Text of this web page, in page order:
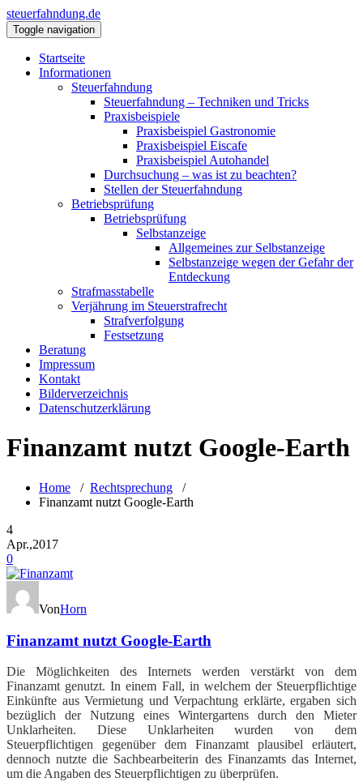
steuerfahndung.de
Toggle navigation
Startseite
Informationen
Steuerfahndung
Steuerfahndung – Techniken und Tricks
Praxisbeispiele
Praxisbeispiel Gastronomie
Praxisbeispiel Eiscafe
Praxisbeispiel Autohandel
Durchsuchung – was ist zu beachten?
Stellen der Steuerfahndung
Betriebsprüfung
Betriebsprüfung
Selbstanzeige
Allgemeines zur Selbstanzeige
Selbstanzeige wegen der Gefahr der
Entdeckung
Strafmasstabelle
Verjährung im Steuerstrafrecht
Strafverfolgung
Festsetzung
Beratung
Impressum
Kontakt
Bilderverzeichnis
Datenschutzerklärung
Finanzamt nutzt Google-Earth
Home / Rechtsprechung /
Finanzamt nutzt Google-Earth
4
Apr.,2017
0
VonHorn
Finanzamt nutzt Google-Earth
Die Möglichkeiten des Internets werden verstärkt von dem
Finanzamt genutzt. In einem Fall, in welchem der Steuerpflichtige
Einkünfte aus Vermietung und Verpachtung erklärte, ergaben sich
bezüglich der Nutzung eines Wintergartens durch den Mieter
Unklarheiten. Diese Unklarheiten wurden von dem
Steuerpflichtigen gegenüber dem Finanzamt plausibel erläutert,
dennoch nutzte die Sachbearbeiterin des Finanzamts das Internet,
um die Angaben des Steuerpflichtigen zu überprüfen.